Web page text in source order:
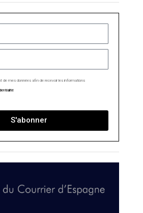
de mes données afin de recevoir les informations
S'abonner